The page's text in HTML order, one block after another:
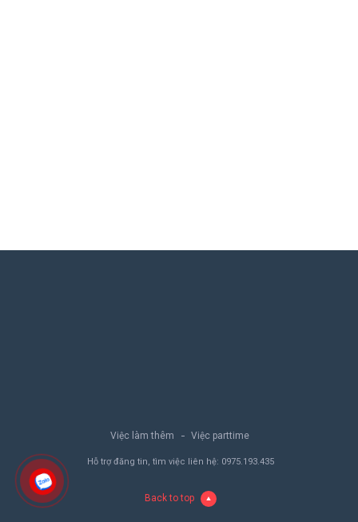
Việc làm thêm Việc parttime
Hỗ trợ đăng tin, tìm việc liên hệ: 0975.193.435
Back to top